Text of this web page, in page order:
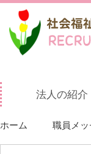
法人の紹介
ホーム 職員メッ